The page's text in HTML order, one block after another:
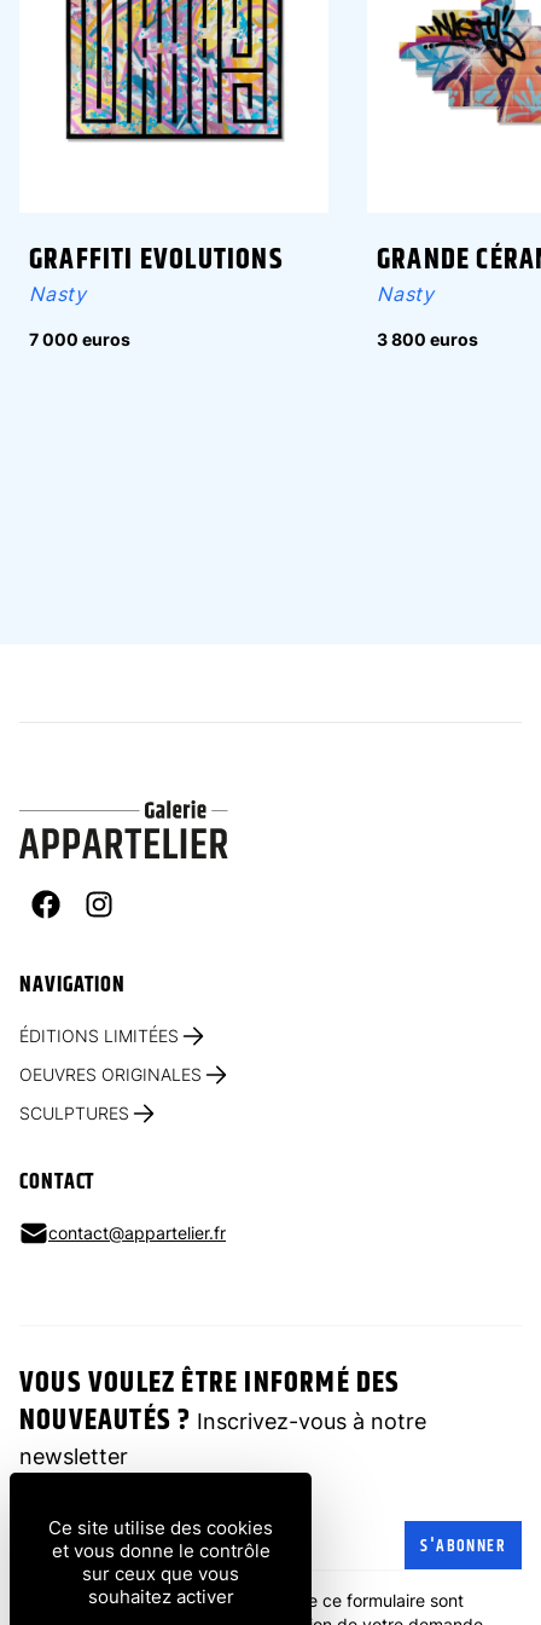
GRAFFITI EVOLUTIONS
Nasty
7 000 euros
GRANDE
Nasty
3 800 euros
FacebookInstagram
NAVIGATION
ÉDITIONS LIMITÉES
OEUVRES ORIGINALES
SCULPTURES
CONTACT
contact@appartelier.fr
VOUS VOULEZ ÊTRE INFORMÉ DES
NOUVEAUTÉS ? Inscrivez-vous à notre
newsletter
Adresse e-mail S'ABONNER
Les informations recueillies à partir de ce formulaire sont
Ce site utilise des cookies
et vous donne le contrôle
sur ceux que vous
souhaitez activer